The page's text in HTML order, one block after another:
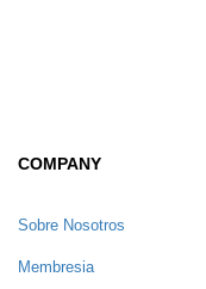
COMPANY
Sobre Nosotros
Membresia